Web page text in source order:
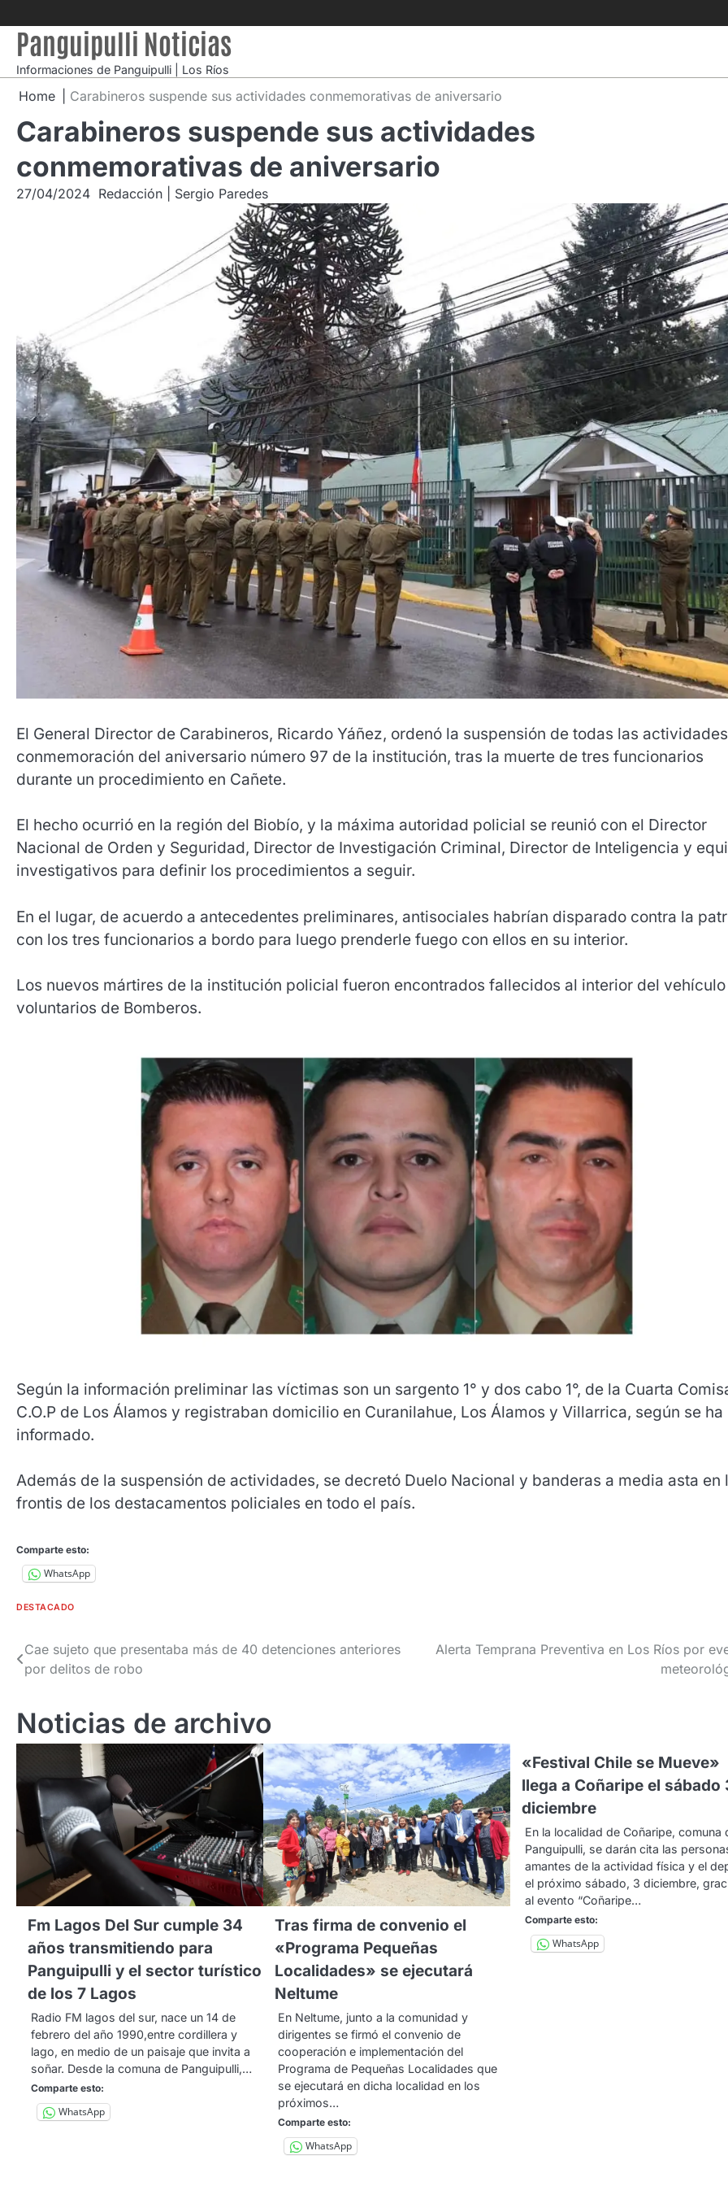
to
contentPanguipulli Noticias
Informaciones de Panguipulli | Los Ríos
Home Carabineros suspende sus actividades conmemorativas de aniversario
Carabineros suspende sus actividades
conmemorativas de aniversario
27/04/2024 Redacción | Sergio Paredes
El General Director de Carabineros, Ricardo Yáñez, ordenó la suspensión de todas las
conmemoración del aniversario número 97 de la institución, tras la muerte de tres funcionarios
durante un procedimiento en Cañete.
El hecho ocurrió en la región del Biobío, y la máxima autoridad policial se reunió con el Director
Nacional de Orden y Seguridad, Director de Investigación Criminal, Director de Inteligencia y
investigativos para definir los procedimientos a seguir.
En el lugar, de acuerdo a antecedentes preliminares, antisociales habrían disparado contra la
con los tres funcionarios a bordo para luego prenderle fuego con ellos en su interior.
Los nuevos mártires de la institución policial fueron encontrados fallecidos al interior del
voluntarios de Bomberos.
Según la información preliminar las víctimas son un sargento 1° y dos cabo 1°, de la Cuarta
C.O.P de Los Álamos y registraban domicilio en Curanilahue, Los Álamos y Villarrica, según se ha
informado.
Además de la suspensión de actividades, se decretó Duelo Nacional y banderas a media asta en
frontis de los destacamentos policiales en todo el país.
Comparte esto:
WhatsApp
DESTACADO
Navegación
de
entradas
Cae sujeto que presentaba más de 40 detenciones anteriores
por delitos de robo
Alerta Temprana Preventiva en Los Ríos por
Noticias de archivo
Fm Lagos Del Sur cumple 34
años transmitiendo para
Panguipulli y el sector turístico
de los 7 Lagos
Radio FM lagos del sur, nace un 14 de
febrero del año 1990,entre cordillera y
lago, en medio de un paisaje que invita a
soñar. Desde la comuna de Panguipulli,…
Comparte esto:
WhatsApp
Tras firma de convenio el
«Programa Pequeñas
Localidades» se ejecutará
Neltume
En Neltume, junto a la comunidad y
dirigentes se firmó el convenio de
cooperación e implementación del
Programa de Pequeñas Localidades que
se ejecutará en dicha localidad en los
próximos…
Comparte esto:
WhatsApp
«Festival Chile se Mueve»
llega a Coñaripe el sábado
diciembre
En la localidad de Coñaripe, comuna
Panguipulli, se darán cita las
amantes de la actividad física y el
el próximo sábado, 3 diciembre,
al evento “Coñaripe…
Comparte esto:
WhatsApp